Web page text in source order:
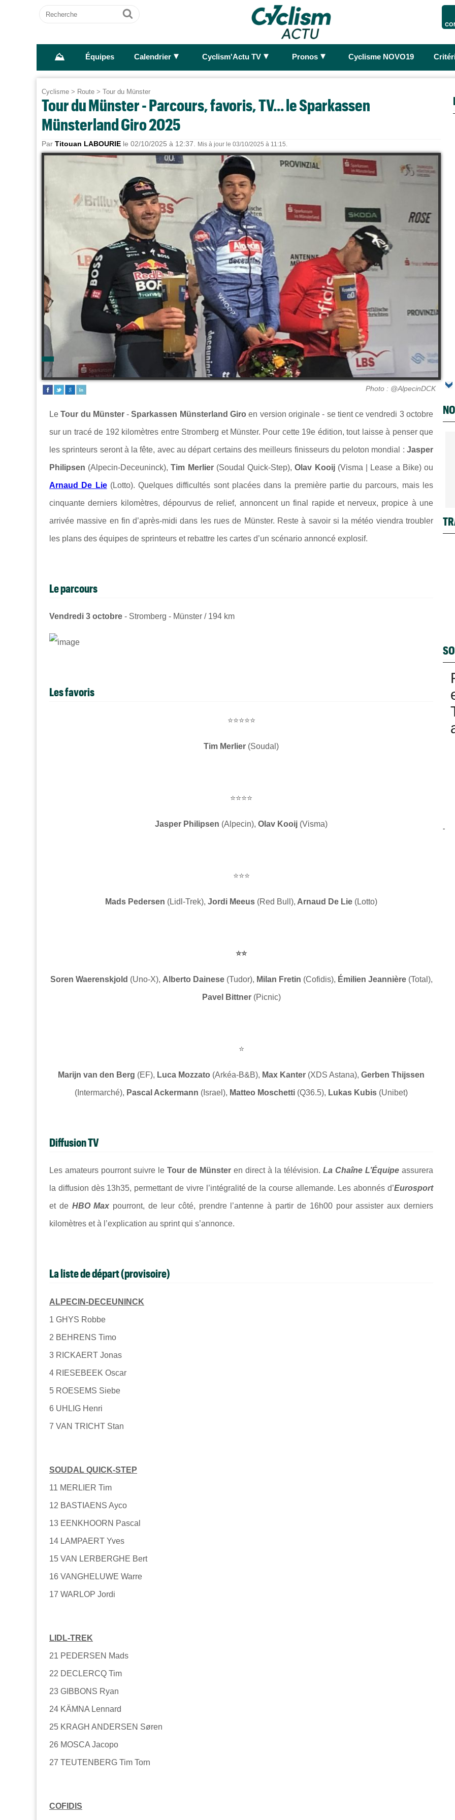
Recherche
Ok
⛰ Équipes Calendrier ► Cyclism'Actu TV ► Pronos ► Cyclisme NOVO19
Cyclisme > Route > Tour du Münster
Tour du Münster - Parcours, favoris, TV... le Sparkassen
Münsterland Giro 2025
Par Titouan LABOURIE le 02/10/2025 à 12:37. Mis à jour le 03/10/2025 à 11:15.
Photo : @AlpecinDCK
LeTour du Münster-Sparkassen Münsterland Giro en version originale - se tient ce vendredi 3 octobre
sur un tracé de 192 kilomètres entre Stromberg et Münster. Pour cette 19e édition, tout laisse à penser que
les sprinteurs seront à la fête, avec au départ certains des meilleurs finisseurs du peloton mondial : Jasper
Philipsen (Alpecin-Deceuninck),Tim Merlier(Soudal Quick-Step), Olav Kooij (Visma | Lease a Bike) ou
Arnaud De Lie(Lotto). Quelques difficultés sont placées dans la première partie du parcours, mais les
cinquante derniers kilomètres, dépourvus de relief, annoncent un final rapide et nerveux, propice à une
arrivée massive en fin d’après-midi dans les rues de Münster. Reste à savoir si la météo viendra troubler
les plans des équipes de sprinteurs et rebattre les cartes d’un scénario annoncé explosif.
Le parcours
Vendredi 3 octobre - Stromberg - Münster / 194 km
Les favoris
⭐⭐⭐⭐⭐
Tim Merlier (Soudal)
⭐⭐⭐⭐
Jasper Philipsen (Alpecin), Olav Kooij (Visma)
⭐⭐⭐
Mads Pedersen (Lidl-Trek), Jordi Meeus (Red Bull), Arnaud De Lie (Lotto)
⭐⭐
Soren Waerenskjold (Uno-X), Alberto Dainese(Tudor), Milan Fretin (Cofidis), Émilien Jeannière(Total),
Pavel Bittner (Picnic)
⭐
Marijn van den Berg (EF), Luca Mozzato (Arkéa-B&B), Max Kanter (XDS Astana), Gerben Thijssen
(Intermarché), Pascal Ackermann (Israel), Matteo Moschetti (Q36.5), Lukas Kubis (Unibet)
Diffusion TV
Les amateurs pourront suivre le Tour de Münster en direct à la télévision. La Chaîne L’Équipe assurera
la diffusion dès 13h35, permettant de vivre l’intégralité de la course allemande. Les abonnés d’Eurosport
et de HBO Max pourront, de leur côté, prendre l’antenne à partir de 16h00 pour assister aux derniers
kilomètres et à l’explication au sprint qui s’annonce.
La liste de départ (provisoire)
ALPECIN-DECEUNINCK
1 GHYS Robbe
2 BEHRENS Timo
3 RICKAERT Jonas
4 RIESEBEEK Oscar
5 ROESEMS Siebe
6 UHLIG Henri
7 VAN TRICHT Stan
SOUDAL QUICK-STEP
11 MERLIER Tim
12 BASTIAENS Ayco
13 EENKHOORN Pascal
14 LAMPAERT Yves
15 VAN LERBERGHE Bert
16 VANGHELUWE Warre
17 WARLOP Jordi
LIDL-TREK
21 PEDERSEN Mads
22 DECLERCQ Tim
23 GIBBONS Ryan
24 KÄMNA Lennard
25 KRAGH ANDERSEN Søren
26 MOSCA Jacopo
27 TEUTENBERG Tim Torn
COFIDIS
-